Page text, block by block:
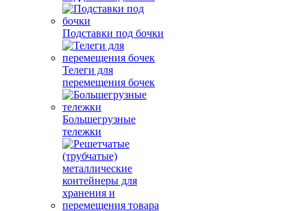
Подставки под бочки
Телеги для
перемещения бочек
Большегрузные
тележки